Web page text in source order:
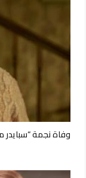
وفاة نجمة “سبايدر